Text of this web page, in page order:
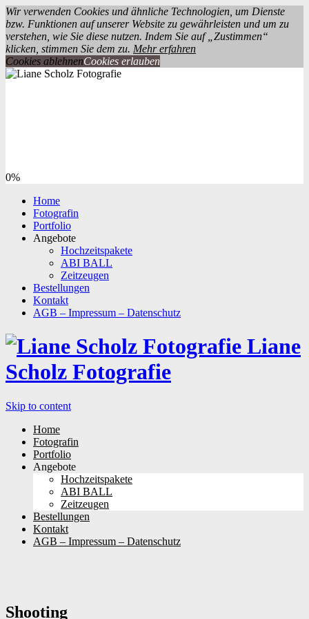
Wir verwenden Cookies und ähnliche Technologien, um Dienste
bzw. Funktionen auf unserer Website zu gewährleisten und um zu
verstehen, wie Sie diese nutzen. Indem Sie auf „Zustimmen“
klicken, stimmen Sie dem zu. Mehr erfahren
Cookies ablehnenCookies erlauben
0%
Home
Fotografin
Portfolio
Angebote
Hochzeitspakete
ABI BALL
Zeitzeugen
Bestellungen
Kontakt
AGB – Impressum – Datenschutz
Liane
Scholz Fotografie
Skip to content
Home
Fotografin
Portfolio
Angebote
Hochzeitspakete
ABI BALL
Zeitzeugen
Bestellungen
Kontakt
AGB – Impressum – Datenschutz
Shooting